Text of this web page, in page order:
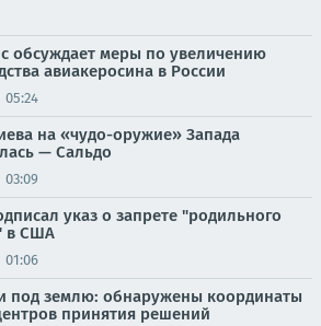
обсуждает меры по увеличению
авиакеросина в России
05:24
на «чудо-оружие» Запада
— Сальдо
03:09
указ о запрете "родильного
в США
01:06
под землю: обнаружены координаты
принятия решений